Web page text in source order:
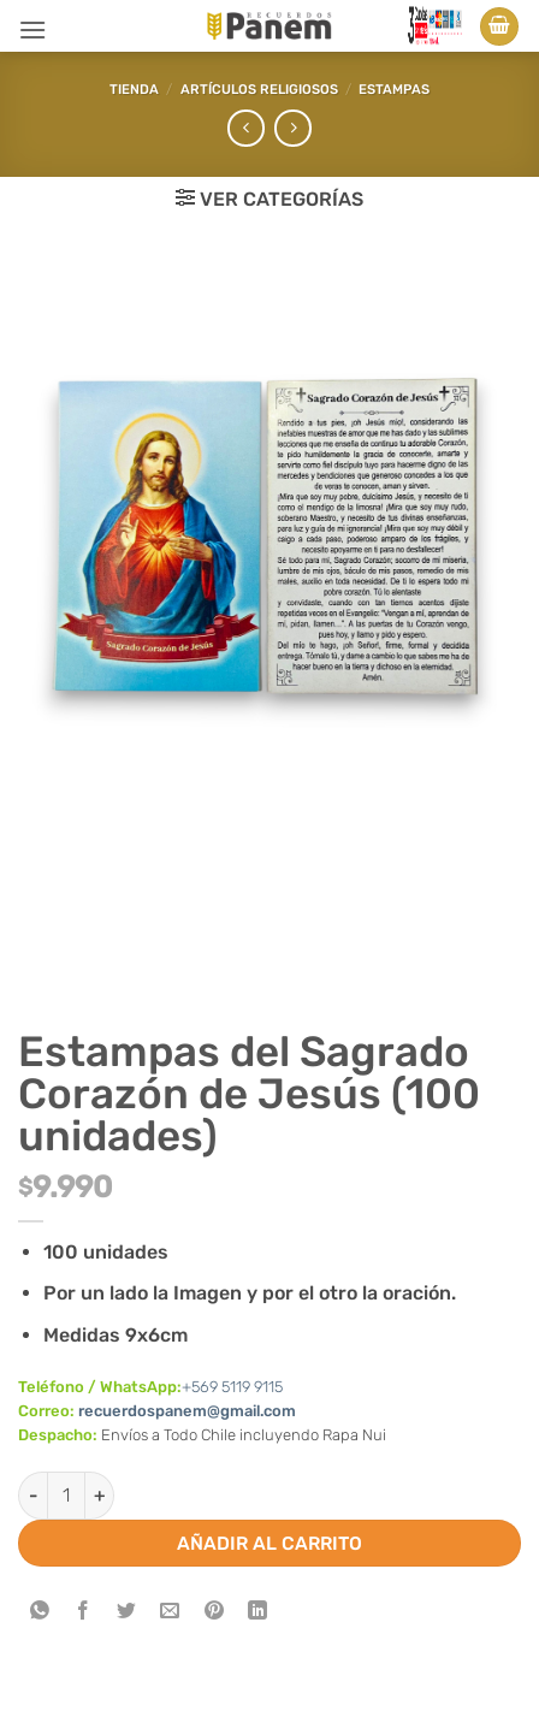
TIENDA / ARTÍCULOS RELIGIOSOS / ESTAMPAS
VER CATEGORÍAS
Estampas del Sagrado
Corazón de Jesús (100
unidades)
$9.990
100 unidades
Por un lado la Imagen y por el otro la oración.
Medidas 9x6cm
Teléfono / WhatsApp:+569 5119 9115
Correo: recuerdospanem@gmail.com
Despacho: Envíos a Todo Chile incluyendo Rapa Nui
Estampas del Sagrado Corazón de Jesús (100 unidades)
AÑADIR AL CARRITO